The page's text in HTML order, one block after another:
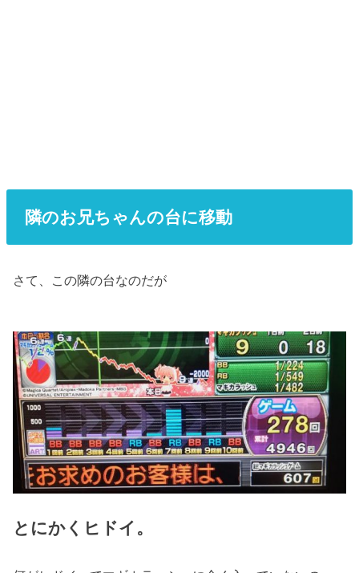
隣のお兄ちゃんの台に移動
さて、この隣の台なのだが
とにかくヒドイ。